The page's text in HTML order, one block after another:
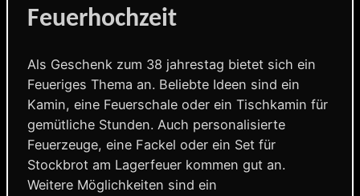
Feuerhochzeit
Als Geschenk zum 38 jahrestag bietet sich ein
Feueriges Thema an. Beliebte Ideen sind ein
Kamin, eine Feuerschale oder ein Tischkamin für
gemütliche Stunden. Auch personalisierte
Feuerzeuge, eine Fackel oder ein Set für
Stockbrot am Lagerfeuer kommen gut an.
Weitere Möglichkeiten sind ein